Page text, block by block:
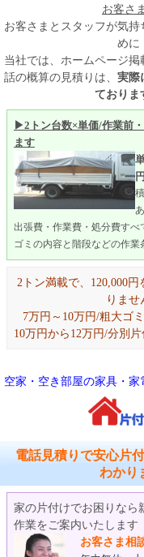
お客さ
お客さまとスタッフが気持
めに
当社では、ホームページ
話の概算の見積りは、 実際
ておりま
▶2トン台数×単価/作業前
ます
出張費・作業費・処分費すべ
ゴミの内容と階段などの作業
2トン満載で、120,000
りませ
7万円～10万円/粗大ゴ
10万円から12万円/分別
空家・空き部屋の家具・
電話見積りで安心片
わかり
家の片付けでお困りなら
作業をご案内いたします
お客さま相